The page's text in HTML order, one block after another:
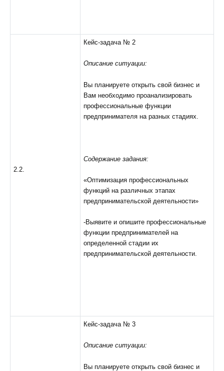
2.2.
Кейс-задача № 2
Описание ситуации:
Вы планируете открыть свой бизнес и
Вам необходимо проанализировать
профессиональные функции
предпринимателя на разных стадиях.
Содержание задания:
«Оптимизация профессиональных
функций на различных этапах
предпринимательской деятельности»
-Выявите и опишите профессиональные
функции предпринимателей на
определенной стадии их
предпринимательской деятельности.
Кейс-задача № 3
Описание ситуации:
Вы планируете открыть свой бизнес и